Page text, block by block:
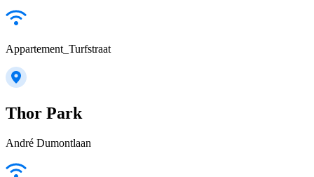
Appartement_Turfstraat
Thor Park
André Dumontlaan